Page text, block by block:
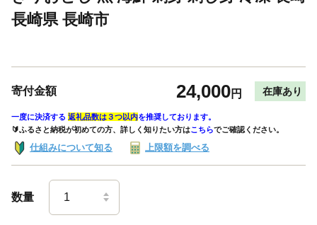
長崎県 長崎市
寄付金額 24,000円 在庫あり
一度に決済する 返礼品数は３つ以内を推奨しております。
🔰ふるさと納税が初めての方、詳しく知りたい方はこちらでご確認ください。
仕組みについて知る 上限額を調べる
数量